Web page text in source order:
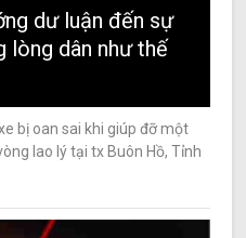
dư luận đến sự
lòng dân như thế
bị oan sai khi giúp đỡ một
lao lý tại tx Buôn Hồ, Tỉnh